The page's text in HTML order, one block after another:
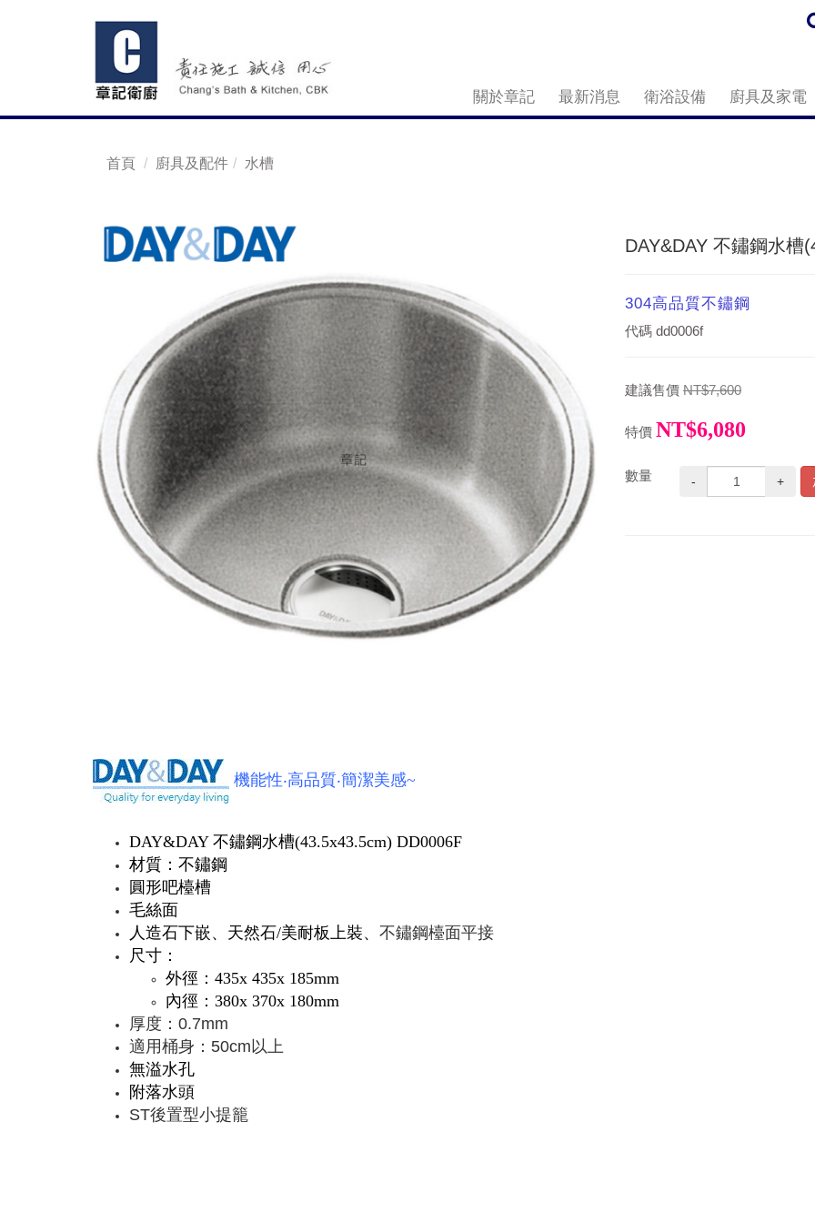
關於章記 最新消息 衛浴設備 廚具及家電
首頁 廚具及配件 水槽
DAY&DAY 不鏽鋼水槽
304高品質不鏽鋼
代碼 dd0006f
建議售價 NT$7,600
特價 NT$6,080
數量 - +
機能性‧高品質‧簡潔美感~
DAY&DAY 不鏽鋼水槽(43.5x43.5cm) DD0006F
材質：不鏽鋼
圓形吧檯槽
毛絲面
人造石下嵌、天然石/美耐板上裝、 不鏽鋼檯面平接
尺寸：
外徑：435x 435x 185mm
內徑：380x 370x 180mm
厚度：0.7mm
適用桶身：50cm以上
無溢水孔
附落水頭
ST後置型小提籠